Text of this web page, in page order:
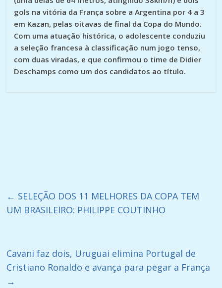
gols na vitória da França sobre a Argentina por 4 a 3
em Kazan, pelas oitavas de final da Copa do Mundo.
Com uma atuação histórica, o adolescente conduziu
a seleção francesa à classificação num jogo tenso,
com duas viradas, e que confirmou o time de Didier
Deschamps como um dos candidatos ao título.
← SELEÇÃO DOS 11 MELHORES DA COPA TEM
UM BRASILEIRO: PHILIPPE COUTINHO
Cavani faz dois, Uruguai elimina Portugal de
Cristiano Ronaldo e avança para pegar a França
→